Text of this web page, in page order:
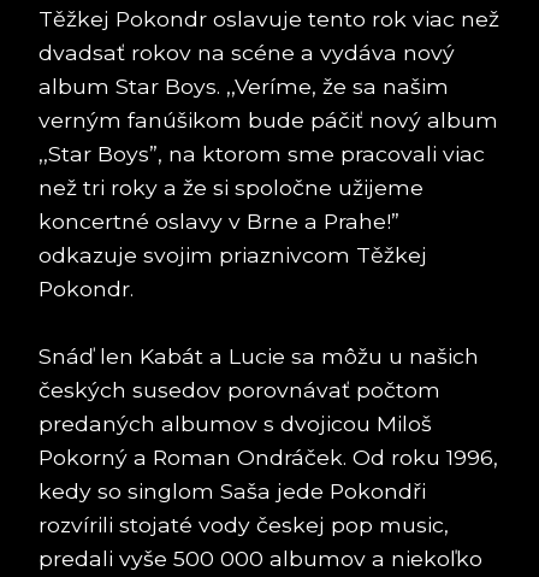
Těžkej Pokondr oslavuje tento rok viac než
dvadsať rokov na scéne a vydáva nový
album Star Boys. ,,Veríme, že sa našim
verným fanúšikom bude páčiť nový album
,,Star Boys”, na ktorom sme pracovali viac
než tri roky a že si spoločne užijeme
koncertné oslavy v Brne a Prahe!”
odkazuje svojim priaznivcom Těžkej
Pokondr.
Snáď len Kabát a Lucie sa môžu u našich
českých susedov porovnávať počtom
predaných albumov s dvojicou Miloš
Pokorný a Roman Ondráček. Od roku 1996,
kedy so singlom Saša jede Pokondři
rozvírili stojaté vody českej pop music,
predali vyše 500 000 albumov a niekoľko